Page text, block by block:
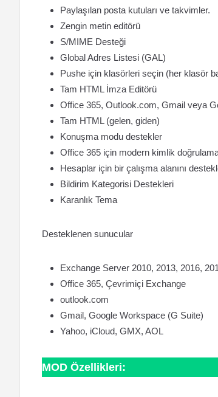
Paylaşılan posta kutuları ve takvimler.
Zengin metin editörü
S/MIME Desteği
Global Adres Listesi (GAL)
Pushe için klasörleri seçin (her klasör
Tam HTML İmza Editörü
Office 365, Outlook.com, Gmail veya
Tam HTML (gelen, giden)
Konuşma modu destekler
Office 365 için modern kimlik
Hesaplar için bir çalışma alanını
Bildirim Kategorisi Destekleri
Karanlık Tema
Desteklenen sunucular
Exchange Server 2010, 2013, 2016,
Office 365, Çevrimiçi Exchange
outlook.com
Gmail, Google Workspace (G Suite)
Yahoo, iCloud, GMX, AOL
MOD Özellikleri: